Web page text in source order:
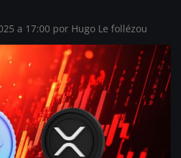
a 17:00 por Hugo Le follézou